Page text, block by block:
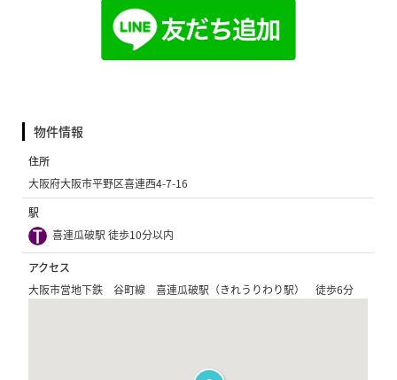
物件情報
住所
大阪府大阪市平野区喜連西4-7-16
駅
喜連瓜破駅 徒歩10分以内
アクセス
大阪市営地下鉄 谷町線 喜連瓜破駅（きれうりわり駅） 徒歩6分